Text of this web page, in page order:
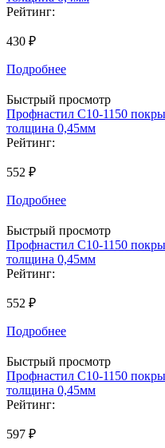
Рейтинг:
430 ₽
Подробнее
Быстрый просмотр
Профнастил С10-1150
толщина 0,45мм
Рейтинг:
552 ₽
Подробнее
Быстрый просмотр
Профнастил С10-1150
толщина 0,45мм
Рейтинг:
552 ₽
Подробнее
Быстрый просмотр
Профнастил С10-1150
толщина 0,45мм
Рейтинг:
597 ₽